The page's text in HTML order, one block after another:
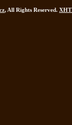
, All Rights Reserved.